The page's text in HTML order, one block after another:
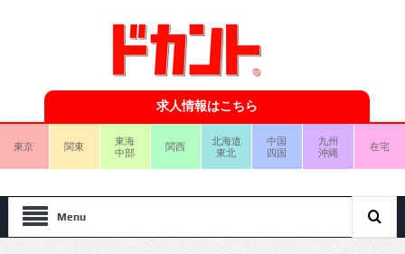
求人情報はこちら
東京 関東
東海
中部
関西
北海道
東北
中国
四国
九州
沖縄
在宅
Menu
CINEMA×STYLE 293号